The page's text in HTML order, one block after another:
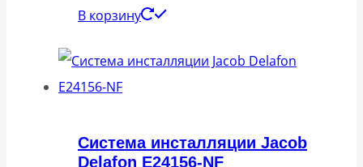
В корзину
Система инсталляции Jacob
Delafon E24156-NF